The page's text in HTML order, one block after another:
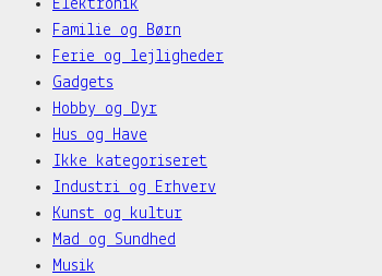
Elektronik
Familie og Børn
Ferie og lejligheder
Gadgets
Hobby og Dyr
Hus og Have
Ikke kategoriseret
Industri og Erhverv
Kunst og kultur
Mad og Sundhed
Musik